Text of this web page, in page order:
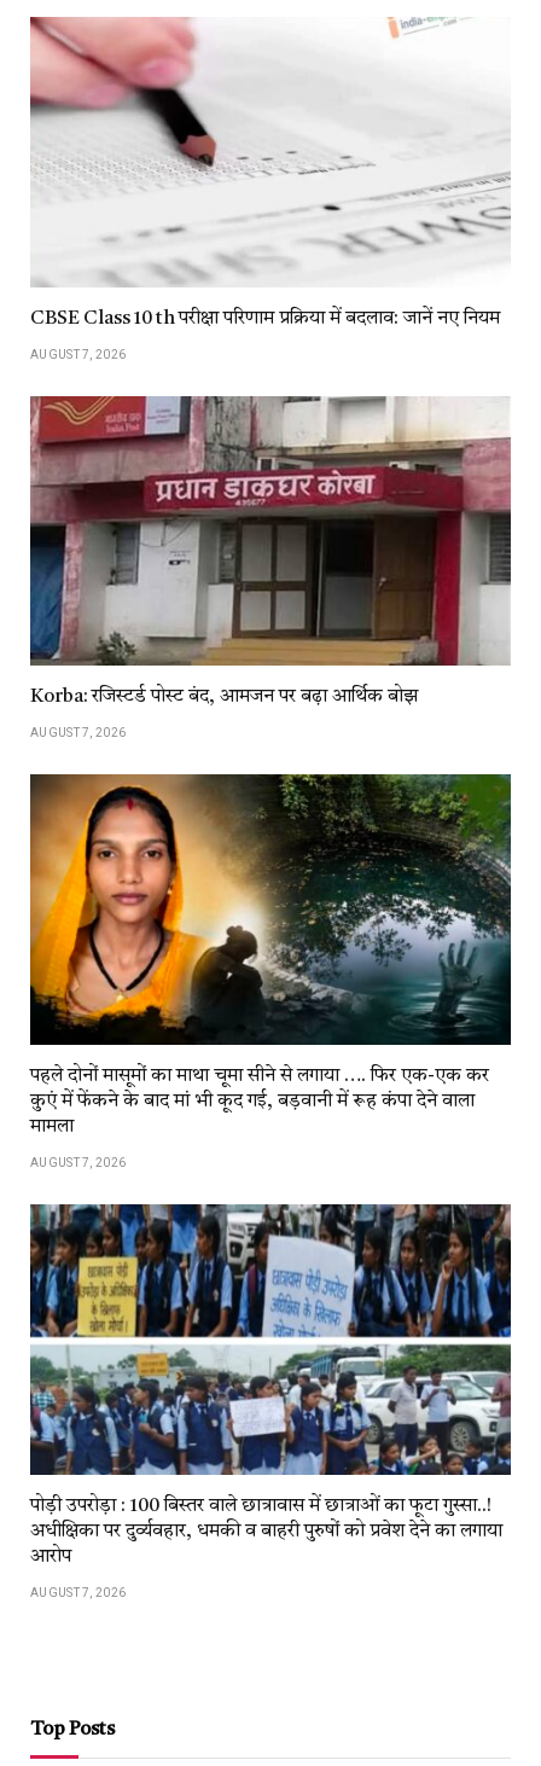
CBSE Class 10 th परीक्षा परिणाम प्रक्रिया में बदलाव: जानें नए नियम
AUGUST 7, 2026
Korba: रजिस्टर्ड पोस्ट बंद, आमजन पर बढ़ा आर्थिक बोझ
AUGUST 7, 2026
पहले दोनों मासूमों का माथा चूमा सीने से लगाया …. फिर एक-एक कर
कुएं में फेंकने के बाद मां भी कूद गई, बड़वानी में रूह कंपा देने वाला
मामला
AUGUST 7, 2026
पोड़ी उपरोड़ा : 100 बिस्तर वाले छात्रावास में छात्राओं का फूटा गुस्सा..!
अधीक्षिका पर दुर्व्यवहार, धमकी व बाहरी पुरुषों को प्रवेश देने का लगाया
आरोप
AUGUST 7, 2026
Top Posts